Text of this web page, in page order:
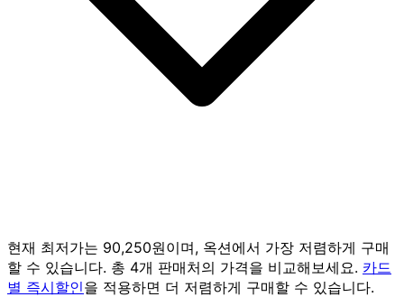
현재 최저가는 90,250원이며, 옥션에서 가장 저렴하게 구매
할 수 있습니다. 총 4개 판매처의 가격을 비교해보세요. 카드
별 즉시할인을 적용하면 더 저렴하게 구매할 수 있습니다.